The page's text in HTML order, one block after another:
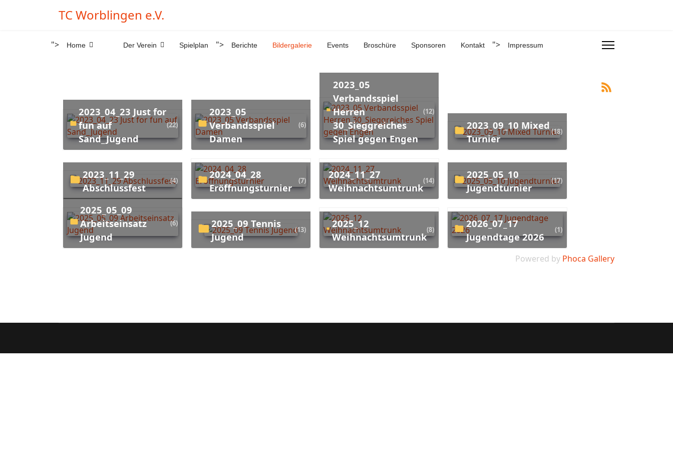
TC Worblingen e.V.
"> Home Der Verein Spielplan "> Berichte Bildergalerie Events Broschüre Sponsoren Kontakt "> Impressum
2023_04_23 Just for
fun auf
Sand_Jugend
(22)
2023_05
Verbandsspiel
Damen
(6)
2023_05
Verbandsspiel
Herren
30_Sieggreiches
Spiel gegen Engen
(12)
2023_09_10 Mixed
Turnier
(18)
2023_11_29
Abschlussfest
(4)
2024_04_28
Eröffnungsturnier
(7)
2024_11_27
Weihnachtsumtrunk
(14)
2025_05_10
Jugendturnier
(17)
2025_05_09
Arbeitseinsatz
Jugend
(6)
2025_09 Tennis
Jugend
(13)
2025_12
Weihnachtsumtrunk
(8)
2026_07_17
Jugendtage 2026
(1)
Powered by Phoca Gallery